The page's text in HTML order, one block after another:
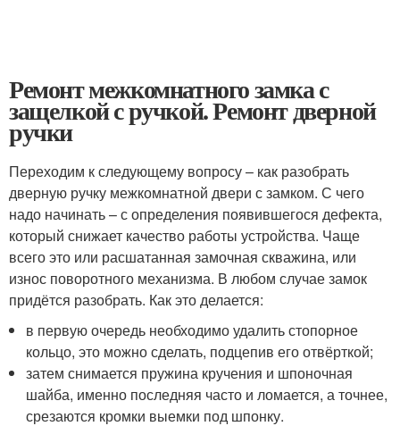
Ремонт межкомнатного замка с
защелкой с ручкой. Ремонт дверной
ручки
Переходим к следующему вопросу – как разобрать
дверную ручку межкомнатной двери с замком. С чего
надо начинать – с определения появившегося дефекта,
который снижает качество работы устройства. Чаще
всего это или расшатанная замочная скважина, или
износ поворотного механизма. В любом случае замок
придётся разобрать. Как это делается:
в первую очередь необходимо удалить стопорное
кольцо, это можно сделать, подцепив его отвёрткой;
затем снимается пружина кручения и шпоночная
шайба, именно последняя часто и ломается, а точнее,
срезаются кромки выемки под шпонку.